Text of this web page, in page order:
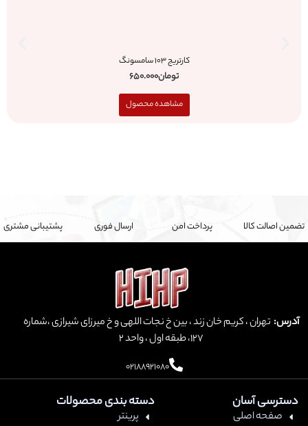
کارتریج 103 سامسونگ
تومان650.000
مشاهده محصول
تضمین اصالت کالا پرداخت امن ارسال فوری پشتیبانی مشتری
آدرس: تهران ، کریم خان زند ، بین خ نجات اللهی و خ میرزای شیرازی ،شماره
127، طبقه اول ، واحد ۲
02188921080
دسترسی آسان
صفحه اصلی
دسته بندی محصولات
پرینتر